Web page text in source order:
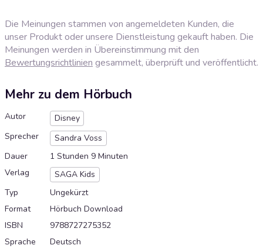
Die Meinungen stammen von angemeldeten Kunden, die
unser Produkt oder unsere Dienstleistung gekauft haben. Die
Meinungen werden in Übereinstimmung mit den
Bewertungsrichtlinien gesammelt, überprüft und veröffentlicht.
Mehr zu dem Hörbuch
Autor
Disney
Sprecher
Sandra Voss
Dauer
1 Stunden 9 Minuten
Verlag
SAGA Kids
Typ
Ungekürzt
Format
Hörbuch Download
ISBN
9788727275352
Sprache
Deutsch